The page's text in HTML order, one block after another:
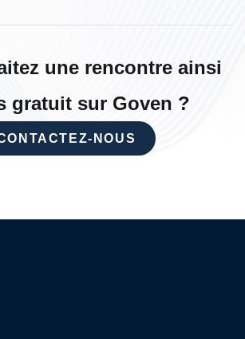
une rencontre ainsi
gratuit sur Goven ?
NOUS